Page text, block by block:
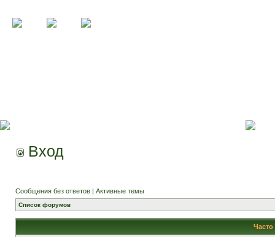
Вход
Сообщения без ответов | Активные темы
Список форумов